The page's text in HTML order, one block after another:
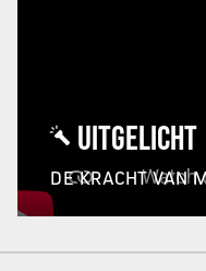
UITGELICHT
DE KRACHT VAN